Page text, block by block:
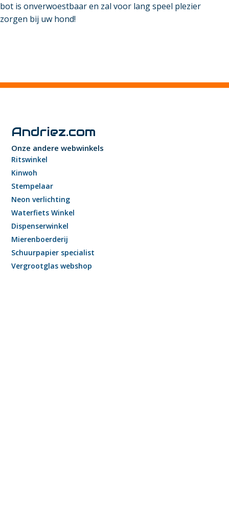
bot is onverwoestbaar en zal voor lang speel plezier
zorgen bij uw hond!
Andriez.com
Onze andere webwinkels
Ritswinkel
Kinwoh
Stempelaar
Neon verlichting
Waterfiets Winkel
Dispenserwinkel
Mierenboerderij
Schuurpapier specialist
Vergrootglas webshop